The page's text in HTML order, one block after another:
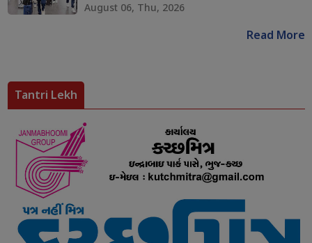
August 06, Thu, 2026
Read More
Tantri Lekh